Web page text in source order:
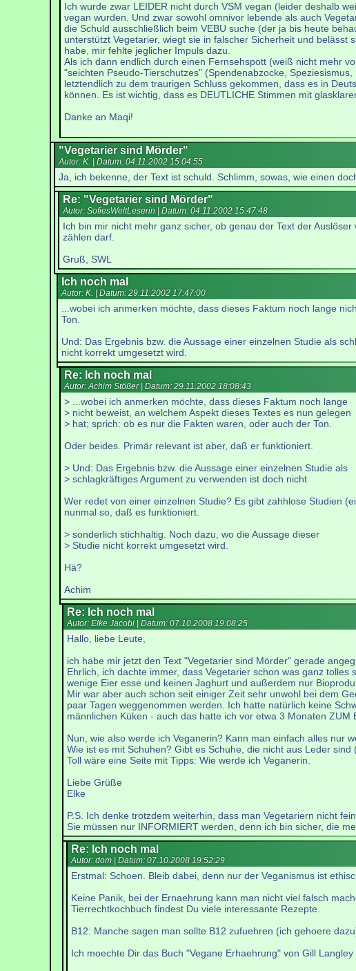
Ich wurde zwar LEIDER nicht durch VSM vegan (leider deshalb
vegan wurden. Und zwar sowohl omnivor lebende als auch
die Schuld ausschließlich beim VEBU suche (der ja bis heute
unterstützt Vegetarier, wiegt sie in falscher Sicherheit und
habe, mir fehlte jeglicher Impuls dazu.
Als ich dann endlich durch einen Fernsehspott (weiß nicht mehr
"seichten Pseudo-Tierschutzes" (Spendenabzocke,
letztendlich zu dem traurigen Schluss gekommen, dass es in
können. Es ist wichtig, dass es DEUTLICHE Stimmen mit
Danke an Maqi!
"Vegetarier sind Mörder"
Autor: K. | Datum: 04.11.2002 15:04:55
Ja, ich bekenne, der Text ist schuld. Schlimm, sowas, wie einen
Re: "Vegetarier sind Mörder"
Autor: SofiesWeltLeserin | Datum: 04.11.2002 15:47:48
Ich bin mir nicht mehr ganz sicher, ob genau der Text der
zählen darf.
Gruß, SWL
Ich noch mal
Autor: K. | Datum: 29.11.2002 17:47:00
...wobei ich anmerken möchte, dass dieses Faktum noch lange
Ton.
Und: Das Ergebnis bzw. die Aussage einer einzelnen Studie als
nicht korrekt umgesetzt wird.
Re: Ich noch mal
Autor: Achim Stößer | Datum: 29.11.2002 18:08:43
> ...wobei ich anmerken möchte, dass dieses Faktum noch lange
> nicht beweist, an welchem Aspekt dieses Textes es nun gelegen
> hat; sprich: ob es nur die Fakten waren, oder auch der Ton.
Oder beides. Primär relevant ist aber, daß er funktioniert.
> Und: Das Ergebnis bzw. die Aussage einer einzelnen Studie als
> schlagkräftiges Argument zu verwenden ist doch nicht
Wer redet von einer einzelnen Studie? Es gibt zahhlose Studien
nunmal so, daß es funktioniert.
> sonderlich stichhaltig. Noch dazu, wo die Aussage dieser
> Studie nicht korrekt umgesetzt wird.
Hä?
Achim
Re: Ich noch mal
Autor: Elke Jacobi | Datum: 07.10.2008 19:08:25
Hallo, liebe Leute,
ich habe mir jetzt den Text "Vegetarier sind Mörder" gerade
Ehrlich, ich dachte immer, dass Vegetarier schon was ganz
wenige Eier esse und keinen Jaghurt und außerdem nur
Mir war aber auch schon seit einiger Zeit sehr unwohl bei dem
paar Tagen weggenommen werden. Ich hatte natürlich keine
männlichen Küken - auch das hatte ich vor etwa 3 Monaten
Nun, wie also werde ich Veganerin? Kann man einfach alles nur
Wie ist es mit Schuhen? Gibt es Schuhe, die nicht aus Leder
Toll wäre eine Seite mit Tipps: Wie werde ich Veganerin.
Liebe Grüße
Elke
P.S. Ich denke trotzdem weiterhin, dass man Vegetariern nicht
Sie müssen nur INFORMIERT werden, denn ich bin sicher, die
Re: Ich noch mal
Autor: dom | Datum: 07.10.2008 19:52:29
Erstmal: Schoen. Bleib dabei, denn nur der Veganismus ist
Keine Panik, bei der Ernaehrung kann man nicht viel falsch
Tierrechtkochbuch findest Du viele interessante Rezepte.
B12: Manche sagen man sollte B12 zufuehren (ich gehoere
Ich moechte Dir das Buch "Vegane Erhaehrung" von Gill